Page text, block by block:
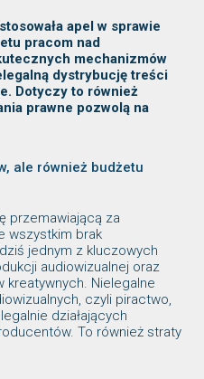
apel w sprawie
pracom nad
mechanizmów
dystrybucję treści
Dotyczy to również
prawne pozwolą na
ale również budżetu
przemawiającą za
wszystkim brak
jednym z kluczowych
audiowizualnej oraz
Nielegalne
czyli piractwo,
działających
To również straty